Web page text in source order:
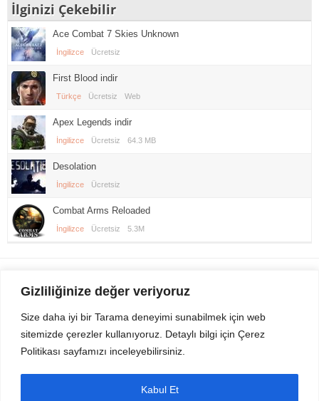
Gizliliğinize değer veriyoruz
Size daha iyi bir Tarama deneyimi sunabilmek için web
sitemizde çerezler kullanıyoruz. Detaylı bilgi için Çerez
Politikası sayfamızı inceleyebilirsiniz.
Kabul Et
İlginizi Çekebilir
Ace Combat 7 Skies Unknown
İngilizce Ücretsiz
First Blood indir
Türkçe Ücretsiz Web
Apex Legends indir
İngilizce Ücretsiz 64.3 MB
Desolation
İngilizce Ücretsiz
Combat Arms Reloaded
İngilizce Ücretsiz 5.3M
Gezi Seyahat indirvip apk
Sitemizden Son sürüm Program, Android Uygulama, Android Oyun, Apk
Dosyalarını indirip güvenle bilgisayar ve cep telefonlarınızda kullanabilirsiniz.